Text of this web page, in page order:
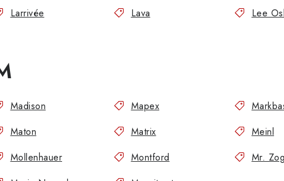
Larrivée
Lava Lee
Madison Mapex
Maton
Matrix Meinl
Mollenhauer
Montford Mr. Zog